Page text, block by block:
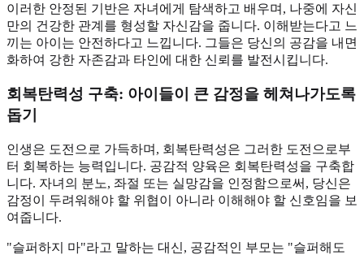
이러한 안정된 기반은 자녀에게 탐색하고 배우며, 나중에 자신
만의 건강한 관계를 형성할 자신감을 줍니다. 이해받는다고 느
끼는 아이는 안전하다고 느낍니다. 그들은 당신의 공감을 내면
화하여 강한 자존감과 타인에 대한 신뢰를 발전시킵니다.
회복탄력성 구축: 아이들이 큰 감정을 헤쳐나가도록
돕기
인생은 도전으로 가득하며, 회복탄력성은 그러한 도전으로부
터 회복하는 능력입니다. 공감적 양육은 회복탄력성을 구축합
니다. 자녀의 분노, 좌절 또는 실망감을 인정함으로써, 당신은
감정이 두려워해야 할 위협이 아니라 이해해야 할 신호임을 보
여줍니다.
"슬퍼하지 마"라고 말하는 대신, 공감적인 부모는 "슬퍼해도